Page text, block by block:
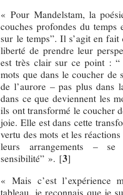
« Pour Mandelstam, la
couches profondes du
sur le temps”. Il s’agit en
liberté de prendre leur
est très clair sur ce point :
mots que dans le coucher de
de l’aurore – pas plus dans
dans ce que deviennent les
ils ont transformé le coucher
joie. Elle est dans cette
vertu des mots et les
leurs arrangements –
sensibilité” ». [3]
« Mais c’est l’expérience
tableau, je reconnais que je